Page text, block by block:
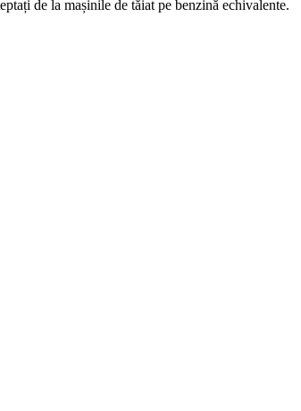
de la mașinile de tăiat pe benzină echivalente.